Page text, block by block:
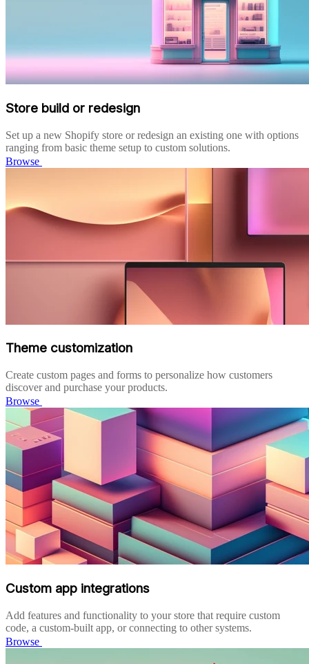
Store build or redesign
Set up a new Shopify store or redesign an existing one with options
ranging from basic theme setup to custom solutions.
Browse
Theme customization
Create custom pages and forms to personalize how customers
discover and purchase your products.
Browse
Custom app integrations
Add features and functionality to your store that require custom
code, a custom-built app, or connecting to other systems.
Browse